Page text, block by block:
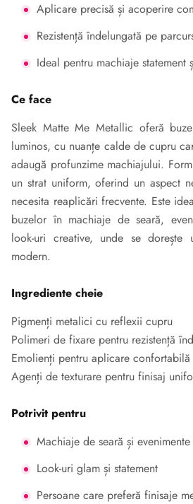
Aplicare precisă și acoperire
Rezistență îndelungată pe
Ideal pentru machiaje statement
Ce face
Sleek Matte Me Metallic oferă
luminos, cu nuanțe calde de cupru
adaugă profunzime machiajului.
un strat uniform, oferind un aspect
necesita reaplicări frecvente. Este
buzelor în machiaje de seară,
look-uri creative, unde se dorește
modern.
Ingrediente cheie
Pigmenți metalici cu reflexii cupru
Polimeri de fixare pentru rezistență
Emolienți pentru aplicare confortabilă
Agenți de texturare pentru finisaj
Potrivit pentru
Machiaje de seară și
Look-uri glam și statement
Persoane care preferă finisaje